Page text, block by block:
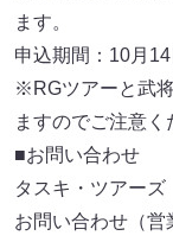
ます。
申込期間：10月
※RGツアーと武
ますのでご注意く
■お問い合わせ
タスキ・ツアーズ
お問い合わせ（営